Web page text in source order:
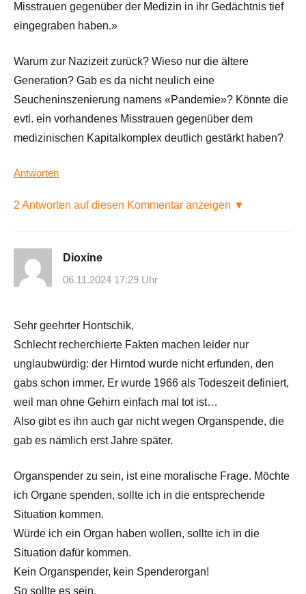
Misstrauen gegenüber der Medizin in ihr Gedächtnis tief
eingegraben haben.»
Warum zur Nazizeit zurück? Wieso nur die ältere
Generation? Gab es da nicht neulich eine
Seucheninszenierung namens «Pandemie»? Könnte die
evtl. ein vorhandenes Misstrauen gegenüber dem
medizinischen Kapitalkomplex deutlich gestärkt haben?
Antworten
2 Antworten auf diesen Kommentar anzeigen ▼
Dioxine
06.11.2024 17:29 Uhr
Sehr geehrter Hontschik,
Schlecht recherchierte Fakten machen leider nur
unglaubwürdig: der Hirntod wurde nicht erfunden, den
gabs schon immer. Er wurde 1966 als Todeszeit definiert,
weil man ohne Gehirn einfach mal tot ist…
Also gibt es ihn auch gar nicht wegen Organspende, die
gab es nämlich erst Jahre später.
Organspender zu sein, ist eine moralische Frage. Möchte
ich Organe spenden, sollte ich in die entsprechende
Situation kommen.
Würde ich ein Organ haben wollen, sollte ich in die
Situation dafür kommen.
Kein Organspender, kein Spenderorgan!
So sollte es sein.